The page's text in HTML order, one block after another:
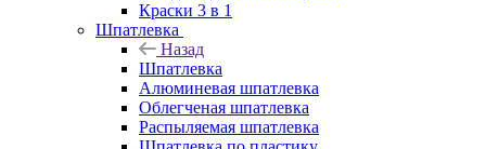
Краски 3 в 1
Шпатлевка
Назад
Шпатлевка
Алюминевая шпатлевка
Облегченая шпатлевка
Распыляемая шпатлевка